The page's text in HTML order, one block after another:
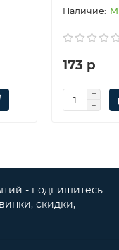
173 р
- подпишитесь
скидки,